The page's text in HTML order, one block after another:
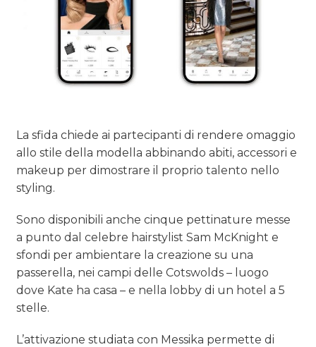
La sfida chiede ai partecipanti di rendere omaggio
allo stile della modella abbinando abiti, accessori e
makeup per dimostrare il proprio talento nello
styling.
Sono disponibili anche cinque pettinature messe
a punto dal celebre hairstylist Sam McKnight e
sfondi per ambientare la creazione su una
passerella, nei campi delle Cotswolds – luogo
dove Kate ha casa – e nella lobby di un hotel a 5
stelle.
L’attivazione studiata con Messika permette di